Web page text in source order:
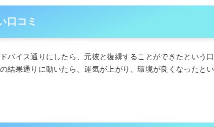
口コミ
バイス通りにしたら、元彼と復縁することができたという口
結果通りに動いたら、運気が上がり、環境が良くなったとい